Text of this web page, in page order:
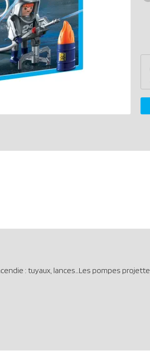
: tuyaux, lances…Les pompes